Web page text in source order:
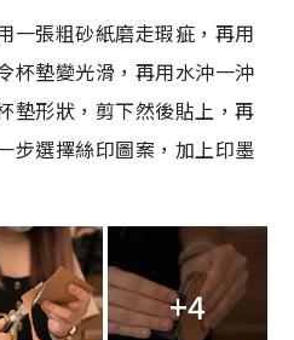
一張粗砂紙磨走瑕疵，再用
杯墊變光滑，再用水沖一沖
墊形狀，剪下然後貼上，再
步選擇絲印圖案，加上印墨
+4